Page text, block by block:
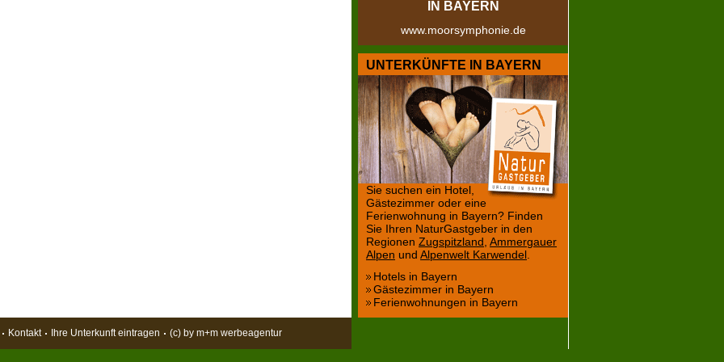
IN BAYERN
www.moorsymphonie.de
UNTERKÜNFTE IN BAYERN
Sie suchen ein Hotel,
Gästezimmer oder eine
Ferienwohnung in Bayern? Finden
Sie Ihren NaturGastgeber in den
Regionen Zugspitzland , Ammergauer
Alpen und Alpenwelt Karwendel .
Hotels in Bayern
Gästezimmer in Bayern
Ferienwohnungen in Bayern
Kontakt Ihre Unterkunft eintragen (c) by m+m werbeagentur